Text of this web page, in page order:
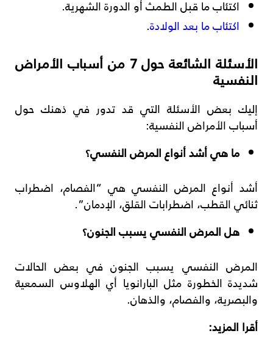
اكتئاب ما قبل الطمث أو الدورة الشهرية.
اكتئاب ما بعد الولادة.
الأسئلة الشائعة حول 7 من أسباب الأمراض
النفسية
إليك بعض الأسئلة التي قد تدور في ذهنك حول
أسباب الأمراض النفسية:
ما هي أشد أنواع المرض النفسي؟
أشد أنواع المرض النفسي هي “الفصام، اضطراب
ثنائي القطب، اضطرابات القلق، الإدمان”.
هل المرض النفسي يسبب الجنون؟
المرض النفسي يسبب الجنون في بعض الحالات
شديدة الخطورة مثل البارانويا أي الهلاوس السمعية
والبصرية، والفصام، والذهان.
أقرا المزيد: